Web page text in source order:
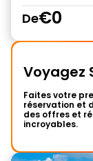
De€0
Voyagez
Faites votre
réservation et
des offres et
incroyables.